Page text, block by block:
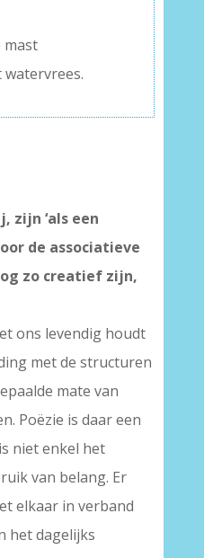
mast
watervrees.
zijn ‘als een
de associatieve
zo creatief zijn,
ons levendig houdt
met de structuren
mate van
Poëzie is daar een
niet enkel het
van belang. Er
elkaar in verband
het dagelijks